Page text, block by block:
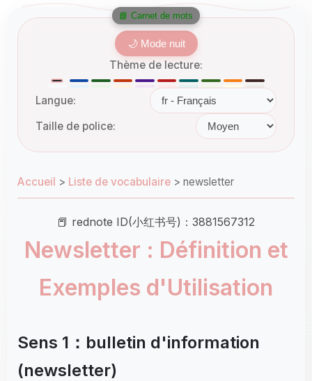
🌙 Mode nuit
Thème de lecture:
Langue:
Taille de police:
Accueil > Liste de vocabulaire > newsletter
📕 rednote ID(小红书号)：3881567312
Newsletter : Définition et
Exemples d'Utilisation
Sens 1：bulletin d'information
(newsletter)
📘 Carnet de mots